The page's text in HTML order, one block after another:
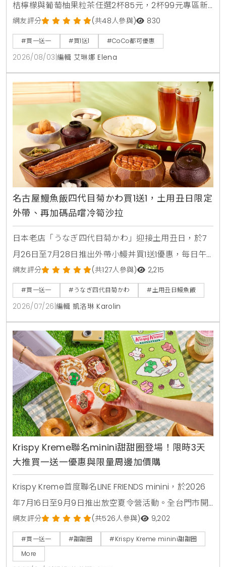
桔檸檬與葡萄柚果粒茶任選2杯85元，2杯99元專區新
上架粉角檸檬冬瓜，每週一二指定咖啡買1送1，8月5日
週三好友日更祭出百香雙響炮買1送1優惠。
網友評分 (共48人參與) 830
#買一送一 #買1送1 #CoCo都可優惠
2026/08/03 編輯 艾琳娜 Elena
名古屋鰻魚飯四代目菊かわ買1送1，土用丑日限定
外帶、再加碼品嚐冷筍沙拉
日本老店「うなぎ四代目菊かわ」迎接土用丑日，於7
月26日至7月28日推出外帶小鰻丼買1送1優惠，每日午
晚餐各限量15組。即日起至8月31日同步開賣「夏鰻雙
饗宴」特價2450元與全新單品冷筍沙拉，提供最道地
的日本夏日食補饗宴。
網友評分 (共127人參與) 2,215
#買一送一 #うなぎ四代目菊かわ #土用丑日鰻魚飯
2026/07/26 編輯 凱洛琳 Karolin
Krispy Kreme聯名minini甜甜圈登場！限時3天
大推買一送一優惠與限量周邊加價購
Krispy Kreme首度聯名LINE FRIENDS minini，於2026
年7月16日至9月9日推出放空夏令營活動。全台門市開
賣4款角色甜甜圈，包含草莓甜心、玉米拿鐵、焦糖牛
奶與柑橘可可，並同步推出加價購貼紙包、迷你提袋與
盲盒公仔。7月16日至7月18日期間更祭出LINE好友憑券
網友評分 (共526人參與) 9,202
#買一送一 #甜甜圈
#Krispy Kreme minini甜甜圈
More